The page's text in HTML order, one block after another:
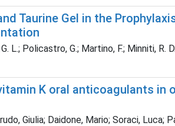
Taurine Gel in the
L.; Policastro, G.; Martino, F.; Minniti, R.
K oral anticoagulants
Giulia; Daidone, Mario; Soraci,